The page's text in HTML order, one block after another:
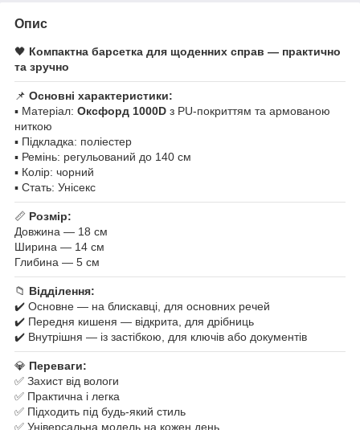
Опис
🖤 Компактна барсетка для щоденних справ — практично
та зручно
📌 Основні характеристики:
▪️ Матеріал: Оксфорд 1000D з PU-покриттям та армованою
ниткою
▪️ Підкладка: поліестер
▪️ Ремінь: регульований до 140 см
▪️ Колір: чорний
▪️ Стать: Унісекс
📏 Розмір:
Довжина — 18 см
Ширина — 14 см
Глибина — 5 см
📁 Відділення:
✔️ Основне — на блискавці, для основних речей
✔️ Передня кишеня — відкрита, для дрібниць
✔️ Внутрішня — із застібкою, для ключів або документів
💎 Переваги:
✅ Захист від вологи
✅ Практична і легка
✅ Підходить під будь-який стиль
✅ Універсальна модель на кожен день